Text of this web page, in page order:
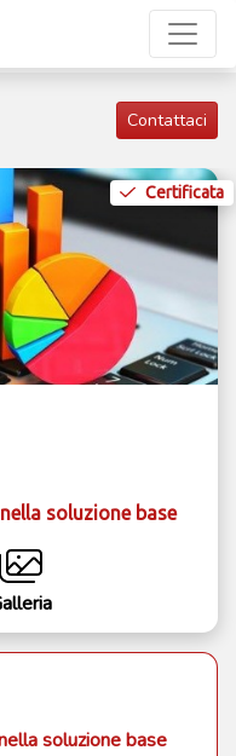
Contattaci
Certificata
soluzione base
soluzione base